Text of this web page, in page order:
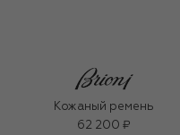
Кожаный ремень
62 200 ₽